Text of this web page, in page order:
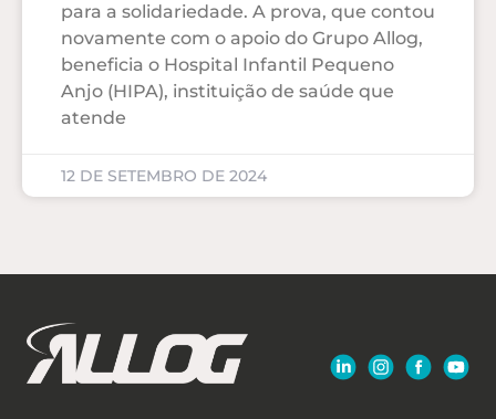
para a solidariedade. A prova, que contou
novamente com o apoio do Grupo Allog,
beneficia o Hospital Infantil Pequeno
Anjo (HIPA), instituição de saúde que
atende
12 DE SETEMBRO DE 2024